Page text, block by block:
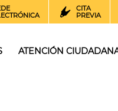
CITA
PREVIA
ATENCIÓN